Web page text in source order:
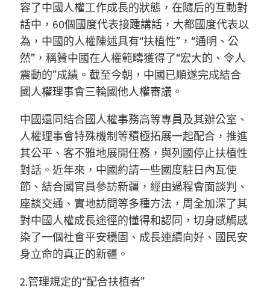
容了中國人權工作成長的狀態，在隨后的互動對
話中，60個國度代表接踵講話，大都國度代表以
為，中國的人權陳述具有“扶植性”，“通明、公
然”，稱贊中國在人權範疇獲得了“宏大的、令人
震動的”成績。截至今朝，中國已順遂完成結合
國人權理事會三輪國他人權審議。
中國還同結合國人權事務高等專員及其辦公室、
人權理事會特殊機制等積極拓展一起配合，推進
其公平、客不雅地展開任務，與列國停止扶植性
對話。近年來，中國約請一些國度駐日內瓦使
節、結合國官員參訪新疆，經由過程會面談判、
座談交通、實地訪問等多種方法，周全加深了其
對中國人權成長途徑的懂得和認同，切身感觸感
染了一個社會平安穩固、成長連續向好、國民安
身立命的真正的新疆。
2.管理規定的“配合扶植者”